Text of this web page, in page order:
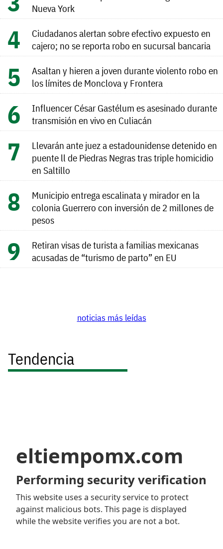
Nueva York
Ciudadanos alertan sobre efectivo expuesto en
cajero; no se reporta robo en sucursal bancaria
Asaltan y hieren a joven durante violento robo en
los límites de Monclova y Frontera
Influencer César Gastélum es asesinado durante
transmisión en vivo en Culiacán
Llevarán ante juez a estadounidense detenido en
puente ll de Piedras Negras tras triple homicidio
en Saltillo
Municipio entrega escalinata y mirador en la
colonia Guerrero con inversión de 2 millones de
pesos
Retiran visas de turista a familias mexicanas
acusadas de “turismo de parto” en EU
noticias más leídas
Tendencia